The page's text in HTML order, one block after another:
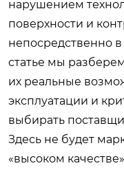
нарушением
поверхности и
непосредственно
статье мы
их реальные
эксплуатации и
выбирать
Здесь не будет
«высоком